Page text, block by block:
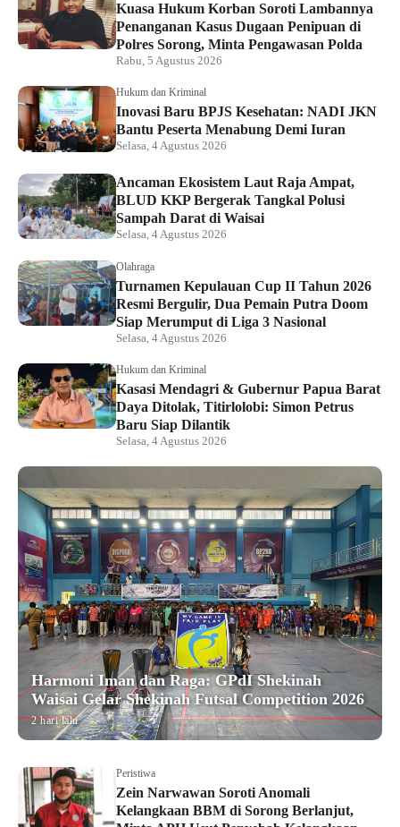
Kuasa Hukum Korban Soroti Lambannya
Penanganan Kasus Dugaan Penipuan di
Polres Sorong, Minta Pengawasan Polda
Rabu, 5 Agustus 2026
Hukum dan Kriminal
Inovasi Baru BPJS Kesehatan: NADI JKN
Bantu Peserta Menabung Demi Iuran
Selasa, 4 Agustus 2026
Ancaman Ekosistem Laut Raja Ampat,
BLUD KKP Bergerak Tangkal Polusi
Sampah Darat di Waisai
Selasa, 4 Agustus 2026
Olahraga
Turnamen Kepulauan Cup II Tahun 2026
Resmi Bergulir, Dua Pemain Putra Doom
Siap Merumput di Liga 3 Nasional
Selasa, 4 Agustus 2026
Hukum dan Kriminal
Kasasi Mendagri & Gubernur Papua Barat
Daya Ditolak, Titirlolobi: Simon Petrus
Baru Siap Dilantik
Selasa, 4 Agustus 2026
Harmoni Iman dan Raga: GPdI Shekinah
Waisai Gelar Shekinah Futsal Competition 2026
2 hari lalu
Peristiwa
Zein Narwawan Soroti Anomali
Kelangkaan BBM di Sorong Berlanjut,